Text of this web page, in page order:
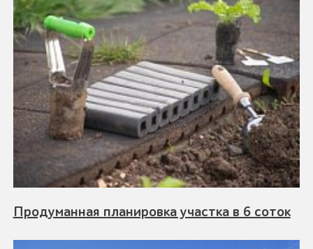
Продуманная планировка участка в 6 соток